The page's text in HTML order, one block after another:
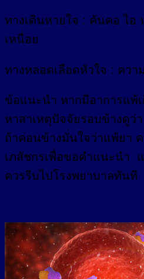
ทางเดินหายใจ : คันคอ ไอ
เหนื่อย
ทางหลอดเลือดหัวใจ : คว
ข้อแนะนำ หากมีอาการแพ้
หาสาเหตุปัจจัยรอบข้างดูว่
ถ้าค่อนข้างมั่นใจว่าแพ้ยา
เภสัชกรเพื่อขอคำแนะนำ
ควรรีบไปโรงพยาบาลทันที